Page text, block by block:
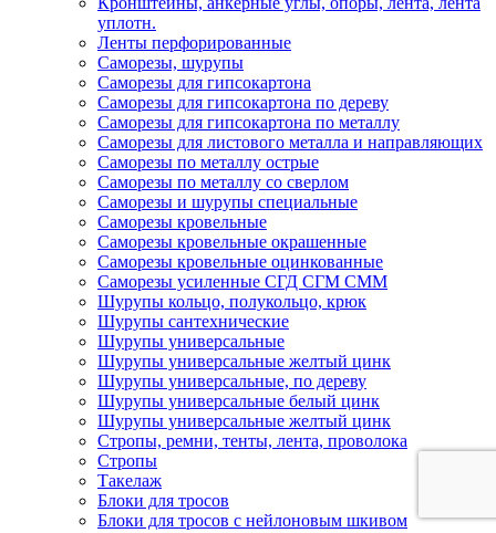
уплотн.
Ленты перфорированные
Саморезы, шурупы
Саморезы для гипсокартона
Саморезы для гипсокартона по дереву
Саморезы для гипсокартона по металлу
Саморезы для листового металла и направляющих
Саморезы по металлу острые
Саморезы по металлу со сверлом
Саморезы и шурупы специальные
Саморезы кровельные
Саморезы кровельные окрашенные
Саморезы кровельные оцинкованные
Саморезы усиленные СГД СГМ СММ
Шурупы кольцо, полукольцо, крюк
Шурупы сантехнические
Шурупы универсальные
Шурупы универсальные желтый цинк
Шурупы универсальные, по дереву
Шурупы универсальные белый цинк
Шурупы универсальные желтый цинк
Стропы, ремни, тенты, лента, проволока
Стропы
Такелаж
Блоки для тросов
Блоки для тросов с нейлоновым шкивом